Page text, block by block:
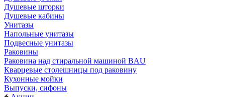
Душевые шторки
Душевые кабины
Унитазы
Напольные унитазы
Подвесные унитазы
Раковины
Раковина над стиральной машиной BAU
Кварцевые столешницы под раковину
Кухонные мойки
Выпуски, сифоны